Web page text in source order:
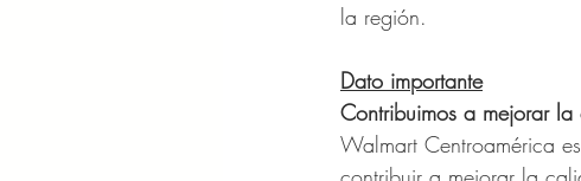
la región.
Dato importante
Contribuimos a mejorar
Walmart Centroamérica